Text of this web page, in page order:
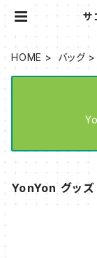
サ
HOME バッグ
YonYon グッ